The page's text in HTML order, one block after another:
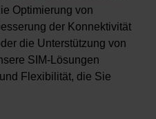
Optimierung von
der Konnektivität
die Unterstützung von
SIM-Lösungen
Flexibilität, die Sie